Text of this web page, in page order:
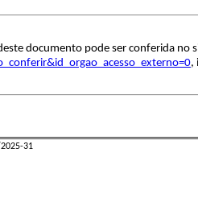
documento pode ser conferida no
,
31